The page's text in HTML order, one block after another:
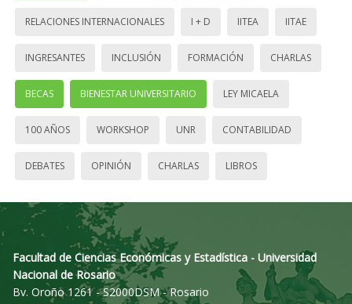
RELACIONES INTERNACIONALES I + D IITEA IITAE
INGRESANTES INCLUSIÓN FORMACIÓN CHARLAS
BECAS BIENESTAR UNIVERSITARIO LEY MICAELA
100 AÑOS WORKSHOP UNR CONTABILIDAD
DEBATES OPINIÓN CHARLAS LIBROS
Facultad de Ciencias Económicas y Estadística - Universidad
Nacional de Rosario
Bv. Oroño 1261 - S2000DSM - Rosario